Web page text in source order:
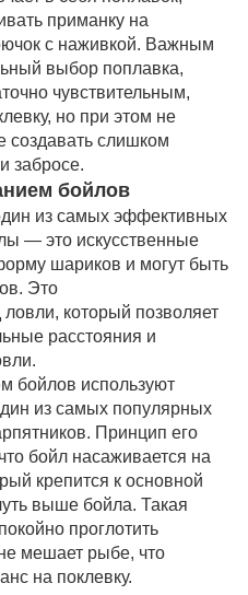
приманку на
с наживкой. Важным
выбор поплавка,
чувствительным,
но при этом не
слишком
забросе.
бойлов
из самых эффективных
— это искусственные
шариков и могут быть
Это
который позволяет
расстояния и
бойлов используют
из самых популярных
Принцип его
бойл насаживается на
крепится к основной
выше бойла. Такая
проглотить
мешает рыбе, что
на поклевку.